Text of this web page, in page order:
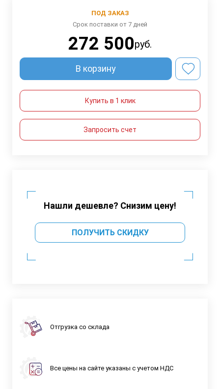
ПОД ЗАКАЗ
Срок поставки от 7 дней
272 500руб.
В корзину
Купить в 1 клик
Запросить счет
Нашли дешевле? Снизим цену!
ПОЛУЧИТЬ СКИДКУ
Отгрузка со склада
Все цены на сайте указаны с учетом НДС